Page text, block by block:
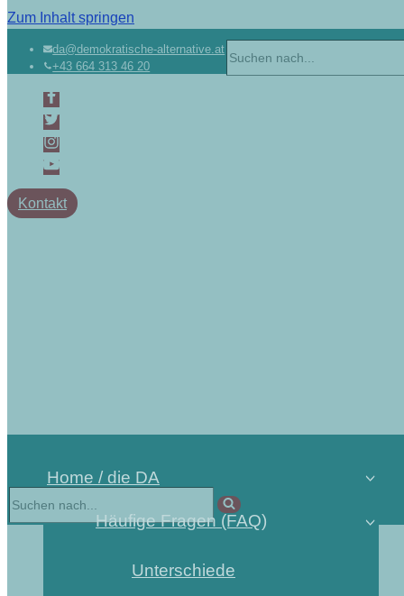
Zum Inhalt springen
da@demokratische-alternative.at
+43 664 313 46 20
nach …
Kontakt
Home / die DA
Häufige Fragen (FAQ)
Unterschiede